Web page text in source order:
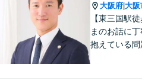
大阪府 大阪
【東三国駅
まのお話に丁
抱えている問